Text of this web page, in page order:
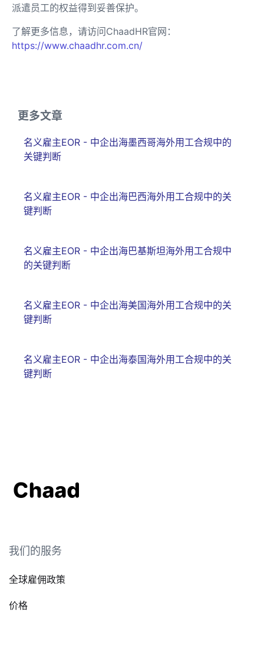
派遣员工的权益得到妥善保护。
了解更多信息，请访问ChaadHR官网：
https://www.chaadhr.com.cn/
更多文章
名义雇主EOR - 中企出海墨西哥海外用工合规中的
关键判断
名义雇主EOR - 中企出海巴西海外用工合规中的关
键判断
名义雇主EOR - 中企出海巴基斯坦海外用工合规中
的关键判断
名义雇主EOR - 中企出海美国海外用工合规中的关
键判断
名义雇主EOR - 中企出海泰国海外用工合规中的关
键判断
我们的服务
全球雇佣政策
价格